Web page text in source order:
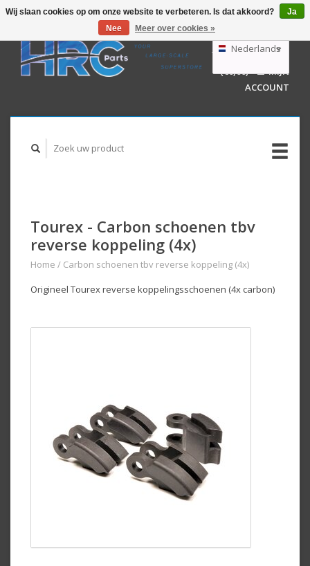
GBP
AUD
Nederlands
Deutsch
English
WINKELWAGEN
(€0,00)
MIJN
ACCOUNT
Tourex - Carbon schoenen tbv
reverse koppeling (4x)
Home / Carbon schoenen tbv reverse koppeling (4x)
Origineel Tourex reverse koppelingsschoenen (4x carbon)
Wij slaan cookies op om onze website te verbeteren. Is dat akkoord?
Ja
Nee
Meer over cookies »